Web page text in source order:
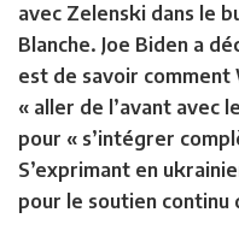
avec Zelenski dans le
Blanche. Joe Biden a
est de savoir comment
« aller de l’avant avec
pour « s’intégrer
S’exprimant en
pour le soutien continu